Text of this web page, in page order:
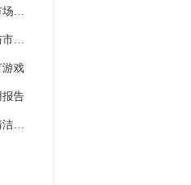
全球未来五年光色智能玻璃市场预测及发展策略
影视娱乐产业的数字化转型与市场趋势研究
游戏
报告
超疏水涂层制备方法及其自清洁性能研究